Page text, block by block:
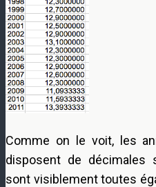
Comme on le voit, les
disposent de décimales
sont visiblement toutes